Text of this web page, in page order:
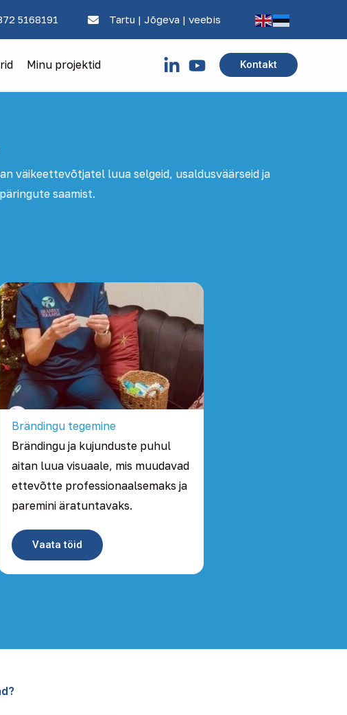
5168191 Tartu | Jõgeva | veebis
Minu projektid Kontakt
väikeettevõtjatel luua selgeid, usaldusväärseid ja
saamist.
Brändingu tegemine
Brändingu ja kujunduste puhul
aitan luua visuaale, mis muudavad
ettevõtte professionaalsemaks ja
paremini äratuntavaks.
Vaata töid